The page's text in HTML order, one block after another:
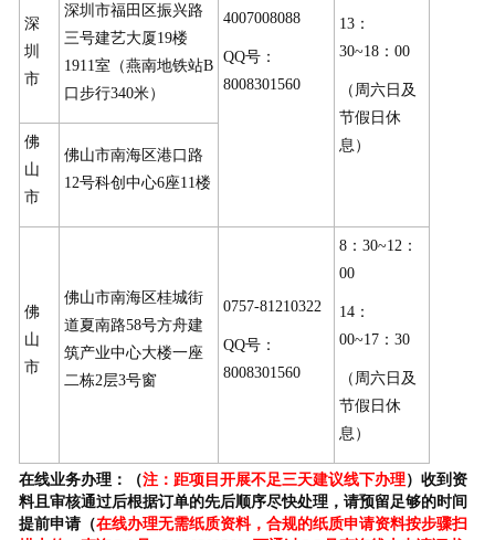
4007008088
QQ号：
8008301560
13：
30~18：00
（周六日及
节假日休
息）
深
圳
市
深圳市福田区振兴路
三号建艺大厦19楼
1911室（燕南地铁站B
口步行340米）
佛
山
市
佛山市南海区港口路
12号科创中心6座11楼
佛
山
市
佛山市南海区桂城街
道夏南路58号方舟建
筑产业中心大楼一座
二栋2层3号窗
0757-81210322
QQ号：
8008301560
8：30~12：
00
14：
00~17：30
（周六日及
节假日休
息）
在线业务办理：（注：距项目开展不足三天建议线下办理）收到资
料且审核通过后根据订单的先后顺序尽快处理，请预留足够的时间
提前申请（在线办理无需纸质资料，合规的纸质申请资料按步骤扫